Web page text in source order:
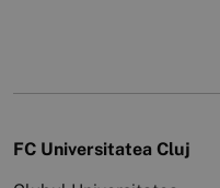
FC Universitatea Cluj